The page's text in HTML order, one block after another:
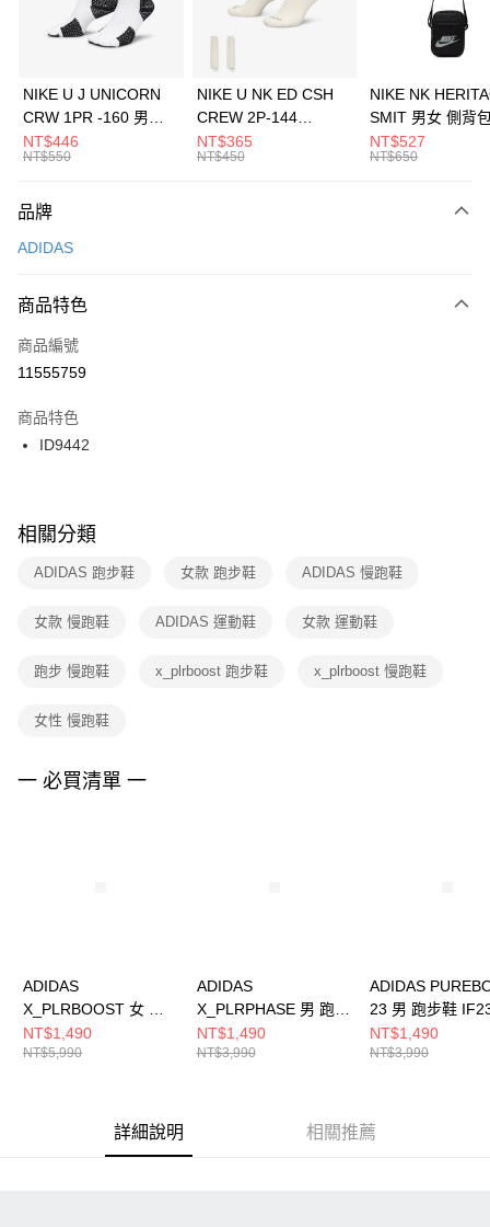
華南商業銀行
彰化商業銀行
上海商業儲蓄銀行
元大商業銀行
台灣樂天信用卡公司
Apple Pay
全盈+PAY
AFTEE先享後付
【關於「AFTEE先享後付」】
便利好安心！
３．安心：先確認商品／服務後，再付款。
【「AFTEE先享後付」結帳流程】
１．於結帳方式選擇「AFTEE先享後付」後，將跳轉至「AFTEE先享後付」
２．訂單成立數日內，您將收到繳費通知簡訊。
３．收到繳費通知簡訊後14天內，點擊此簡訊中的連結，可透過四大超商／
ATM／網路銀行／等多元方式進行付款，方視為交易完成。
※ 交易是否成功請以「AFTEE先享後付 」之結帳頁面顯示為準，若有關於
是否繳費成功／繳費後需取消欲退款等相關疑問，請聯繫「AFTEE先享後付
客戶支援中心」https://netprotections.freshdesk.com/support/home
１．透過由恩沛科技股份有限公司提供之「AFTEE先享後付」服務完成之交
權轉讓予恩沛科技股份有限公司。
３．未成年的使用者請事先徵得法定代理人或監護人之同意方可使用
４．使用「AFTEE先享後付」時，將依據個別帳號之用戶狀況，依本公司即
運送方式
每筆NT$100，滿NT$1,500(含以上)免運費
宅配
每筆NT$100，滿NT$1,500(含以上)免運費
付款後門市自取
每筆NT$100，滿NT$1,500(含以上)免運費
NIKE U J UNICORN
CRW 1PR -160 男女
中統襪 FZ3393100
NT$446
NT$550
NIKE U NK ED CSH
CREW 2P-144
EMBRDY 男女 短統襪
FZ3073133
NT$365
NT$450
NIKE NK
SMIT 男女 側背
BA5871010
NT$527
NT$650
品牌
ADIDAS
商品特色
商品編號
11555759
商品特色
ID9442
相關分類
ADIDAS 跑步鞋 女款 跑步鞋 ADIDAS 慢跑鞋
女款 慢跑鞋 ADIDAS 運動鞋 女款 運動鞋
跑步 慢跑鞋 x_plrboost 跑步鞋 x_plrboost 慢跑鞋
女性 慢跑鞋
一 必買清單 一
ADIDAS
X_PLRBOOST 女 跑
步鞋 ID9587
NT$1,490
NT$5,990
ADIDAS
X_PLRPHASE 男 跑步
鞋 IG4768
NT$1,490
NT$3,990
ADIDAS
23 男 跑步鞋
NT$1,490
NT$3,990
詳細說明 相關推薦